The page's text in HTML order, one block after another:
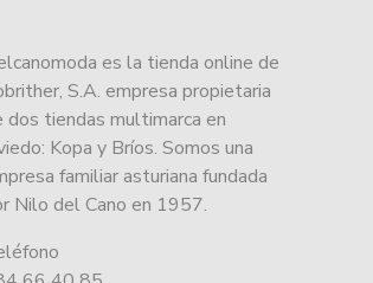
es la tienda online de
S.A. empresa propietaria
dos tiendas multimarca en
Kopa y Bríos. Somos una
familiar asturiana fundada
Nilo del Cano en 1957.